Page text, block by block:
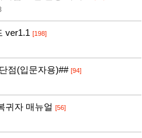
ver1.1 [198]
점(입문자용)## [94]
귀자 매뉴얼 [56]